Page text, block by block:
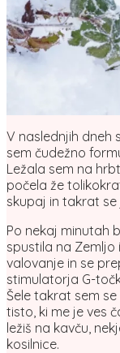
V naslednjih dneh
sem čudežno
Ležala sem na
počela že
skupaj in takrat se
Po nekaj minutah
spustila na Zemljo
valovanje in se
stimulatorja G-
Šele takrat sem
tisto, ki me je ves
ležiš na kavču,
kosilnice.